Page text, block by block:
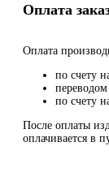
Оплата
Оплата
по счету
переводом
по счету
После оплаты
оплачивается в